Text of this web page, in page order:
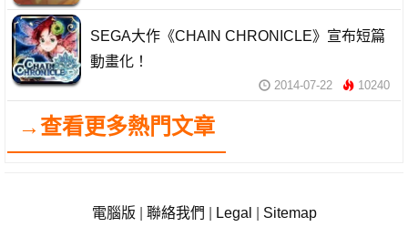
SEGA大作《CHAIN CHRONICLE》宣布短篇
動畫化！
2014-07-22 10240
→查看更多熱門文章
電腦版 聯絡我們 Legal
Sitemap